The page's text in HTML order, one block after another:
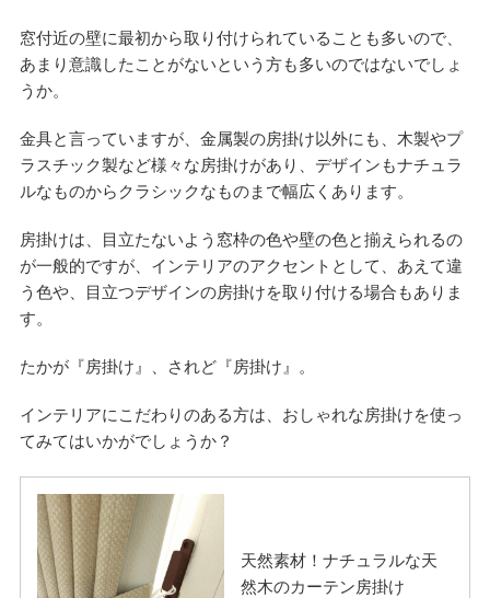
窓付近の壁に最初から取り付けられていることも多いので、
あまり意識したことがないという方も多いのではないでしょ
うか。
金具と言っていますが、金属製の房掛け以外にも、木製やプ
ラスチック製など様々な房掛けがあり、デザインもナチュラ
ルなものからクラシックなものまで幅広くあります。
房掛けは、目立たないよう窓枠の色や壁の色と揃えられるの
が一般的ですが、インテリアのアクセントとして、あえて違
う色や、目立つデザインの房掛けを取り付ける場合もありま
す。
たかが『房掛け』、されど『房掛け』。
インテリアにこだわりのある方は、おしゃれな房掛けを使っ
てみてはいかがでしょうか？
天然素材！ナチュラルな天
然木のカーテン房掛け